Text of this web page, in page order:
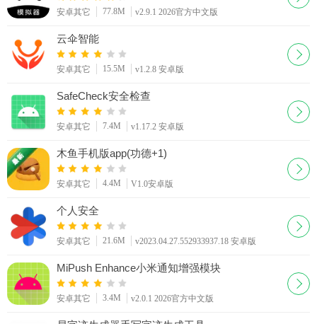
安卓其它 77.8M v2.9.1 2026官方中文版
云伞智能
安卓其它 15.5M v1.2.8 安卓版
SafeCheck安全检查
安卓其它 7.4M v1.17.2 安卓版
木鱼手机版app(功德+1)
安卓其它 4.4M V1.0安卓版
个人安全
安卓其它 21.6M v2023.04.27.552933937.18 安卓版
MiPush Enhance小米通知增强模块
安卓其它 3.4M v2.0.1 2026官方中文版